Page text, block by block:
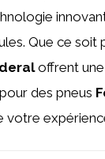
Que ce soit
offrent
des pneus